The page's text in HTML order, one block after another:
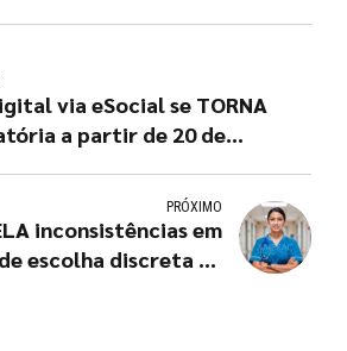
via eSocial se TORNA
a partir de 20 de
PRÓXIMO
inconsistências em
escolha discreta na